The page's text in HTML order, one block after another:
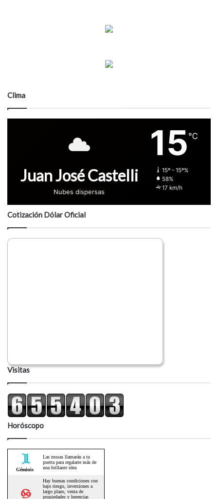
Clima
Juan José Castelli
Nubes dispersas
15 ℃
15º - 15º%
58%
17 km/h
Cotización Dólar Oficial
Visitas
Horóscopo